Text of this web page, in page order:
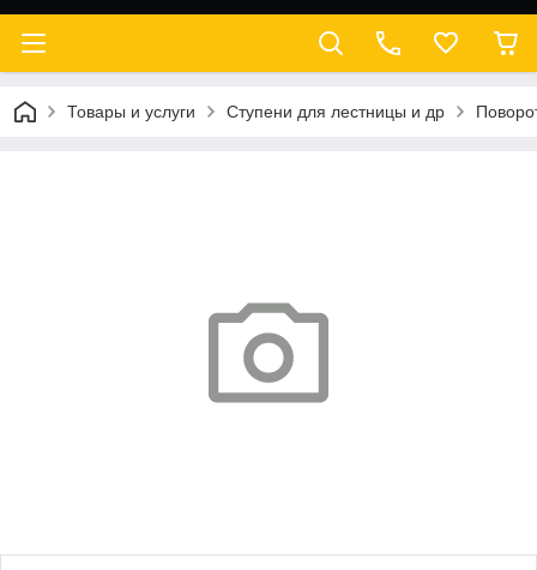
Товары и услуги Ступени для лестницы и др